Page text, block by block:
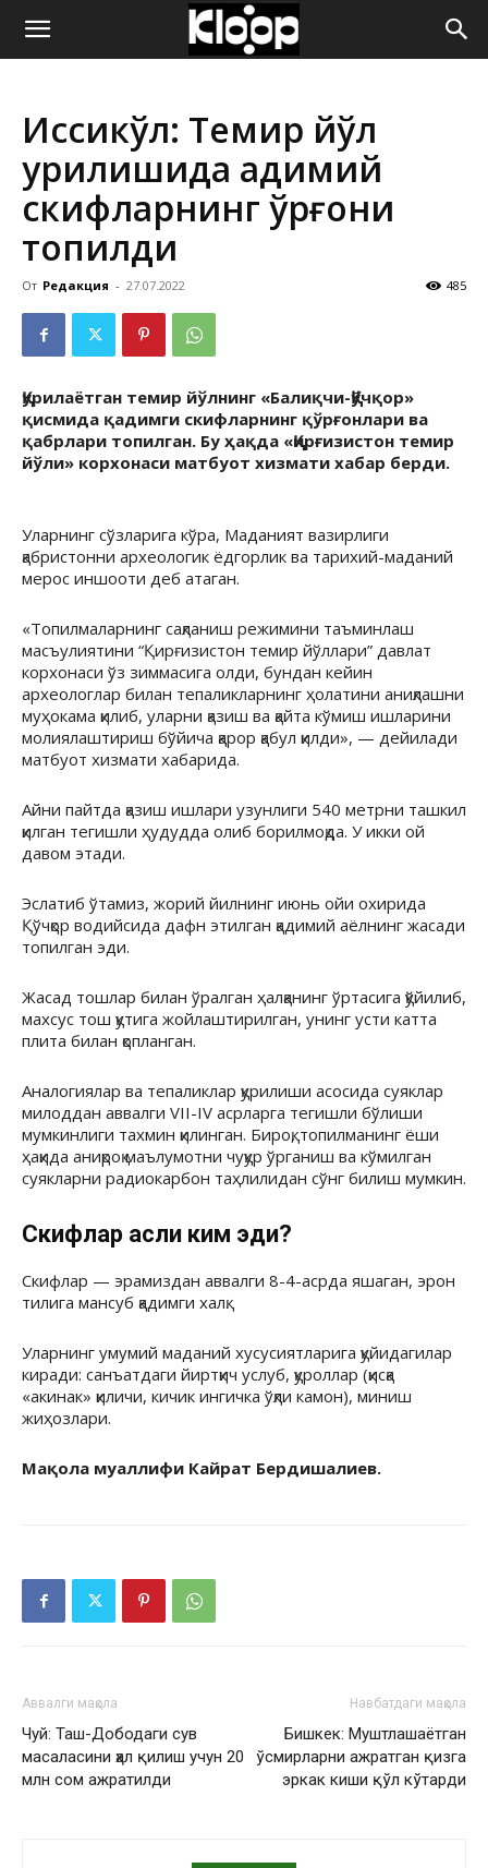
ҚИРҒИЗИСТОН
ЯНГИЛИКЛАРИ
Иссиқкўл: Темир йўл
қурилишида қадимий
скифларнинг қўрғони
топилди
От Редакция - 27.07.2022 485
Қурилаётган темир йўлнинг «Балиқчи-Қўчқор»
қисмида қадимги скифларнинг қўрғонлари ва
қабрлари топилган. Бу ҳақда «Қирғизистон темир
йўли» корхонаси матбуот хизмати хабар берди.
Уларнинг сўзларига кўра, Маданият вазирлиги
қабристонни археологик ёдгорлик ва тарихий-маданий
мерос иншооти деб атаган.
«Топилмаларнинг сақланиш режимини таъминлаш
масъулиятини “Қирғизистон темир йўллари” давлат
корхонаси ўз зиммасига олди, бундан кейин
археологлар билан тепаликларнинг ҳолатини аниқлашни
муҳокама қилиб, уларни қазиш ва қайта кўмиш ишларини
молиялаштириш бўйича қарор қабул қилди», — дейилади
матбуот хизмати хабарида.
Айни пайтда қазиш ишлари узунлиги 540 метрни ташкил
қилган тегишли ҳудудда олиб борилмоқда. У икки ой
давом этади.
Эслатиб ўтамиз, жорий йилнинг июнь ойи охирида
Қўчқор водийсида дафн этилган қадимий аёлнинг жасади
топилган эди.
Жасад тошлар билан ўралган ҳалқанинг ўртасига қўйилиб,
махсус тош қутига жойлаштирилган, унинг усти катта
плита билан қопланган.
Аналогиялар ва тепаликлар қурилиши асосида суяклар
милоддан аввалги VII-IV асрларга тегишли бўлиши
мумкинлиги тахмин қилинган. Бироқ, топилманинг ёши
ҳақида аниқроқ маълумотни чуқур ўрганиш ва кўмилган
суякларни радиокарбон таҳлилидан сўнг билиш мумкин.
Скифлар асли ким эди?
Скифлар — эрамиздан аввалги 8-4-асрда яшаган, эрон
тилига мансуб қадимги халқ.
Уларнинг умумий маданий хусусиятларига қуйидагилар
киради: санъатдаги йиртқич услуб, қуроллар (қисқа
«акинак» қиличи, кичик ингичка ўқли камон), миниш
жиҳозлари.
Мақола муаллифи Кайрат Бердишалиев.
Аввалги мақола
Чуй: Таш-Дободаги сув
масаласини ҳал қилиш учун 20
млн сом ажратилди
Навбатдаги мақола
Бишкек: Муштлашаётган
ўсмирларни ажратган қизга
эркак киши қўл кўтарди